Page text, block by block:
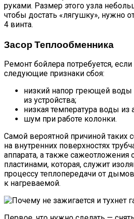
руками. Размер этого узла
чтобы достать «лягушку», нужно
4 винта.
Засор Теплообменника
Ремонт бойлера потребуется,
следующие признаки сбоя:
низкий напор греющей
из устройства;
низкая температура воды из
шум при работе колонки.
Самой вероятной причиной таких
на внутренних поверхностях
аппарата, а также
пластинами, которая, служит
процессу теплопередачи от
к нагреваемой.